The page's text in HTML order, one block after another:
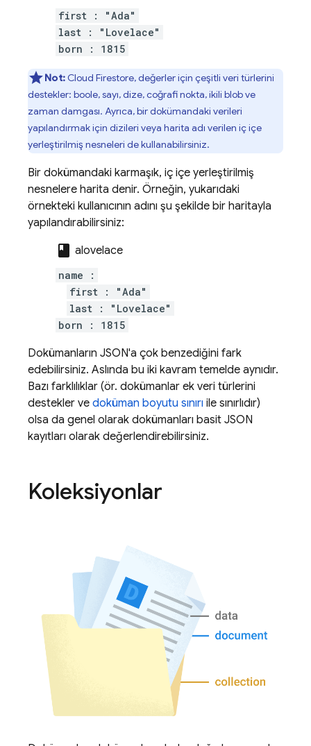
first : "Ada"
last : "Lovelace"
born : 1815
Not: Cloud Firestore, değerler için çeşitli veri türlerini
destekler: boole, sayı, dize, coğrafi nokta, ikili blob ve
zaman damgası. Ayrıca, bir dokümandaki verileri
yapılandırmak için dizileri veya harita adı verilen iç içe
yerleştirilmiş nesneleri de kullanabilirsiniz.
Bir dokümandaki karmaşık, iç içe yerleştirilmiş
nesnelere harita denir. Örneğin, yukarıdaki
örnekteki kullanıcının adını şu şekilde bir haritayla
yapılandırabilirsiniz:
class alovelace
name :
first : "Ada"
last : "Lovelace"
born : 1815
Dokümanların JSON'a çok benzediğini fark
edebilirsiniz. Aslında bu iki kavram temelde aynıdır.
Bazı farklılıklar (ör. dokümanlar ek veri türlerini
destekler ve doküman boyutu sınırı ile sınırlıdır)
olsa da genel olarak dokümanları basit JSON
kayıtları olarak değerlendirebilirsiniz.
Koleksiyonlar